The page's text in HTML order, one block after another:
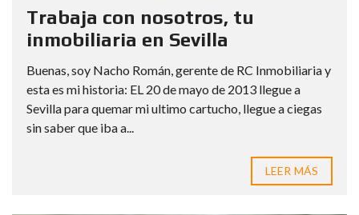
Trabaja con nosotros, tu
inmobiliaria en Sevilla
Buenas, soy Nacho Román, gerente de RC Inmobiliaria y
esta es mi historia: EL 20 de mayo de 2013 llegue a
Sevilla para quemar mi ultimo cartucho, llegue a ciegas
sin saber que iba a...
LEER MÁS